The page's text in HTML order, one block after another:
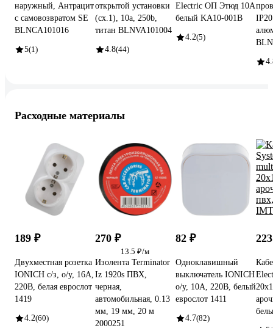
наружный, Антрацит
с самовозвратом SE
BLNCA101016
5(1)
открытой установки
(cх.1), 10а, 250b,
титан BLNVA101004
4.8(44)
Electric ОП Этюд 10А
белый KA10-001B
4.2(5)
Расходные материалы
189 ₽
Двухместная розетка
IONICH с/з, о/у, 16А,
220В, белая еврослот
1419
4.2(60)
270 ₽
13.5 ₽/м
Изолента Terminator
Iz 1920s ПВХ,
черная,
автомобильная, 0.13
мм, 19 мм, 20 м
2000251
82 ₽
Одноклавишный
выключатель IONICH
о/у, 10А, 220В, белый
еврослот 1411
4.7(82)